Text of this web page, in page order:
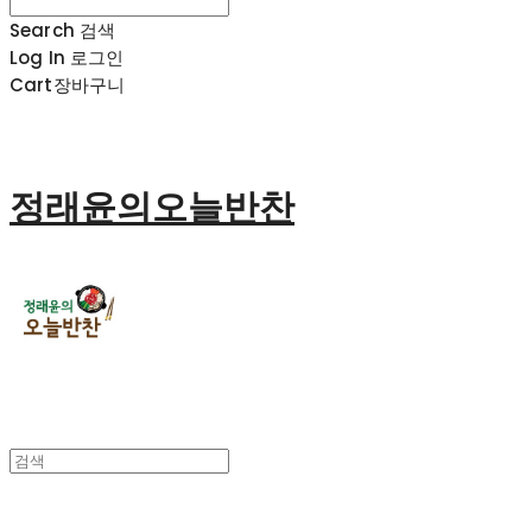
Search 검색
Log In 로그인
Cart장바구니
정래윤의오늘반찬